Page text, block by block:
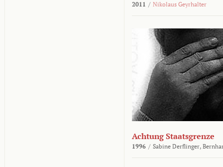
2011 / Nikolaus Geyrhalter
Achtung Staatsgrenze
1996 / Sabine Derflinger,